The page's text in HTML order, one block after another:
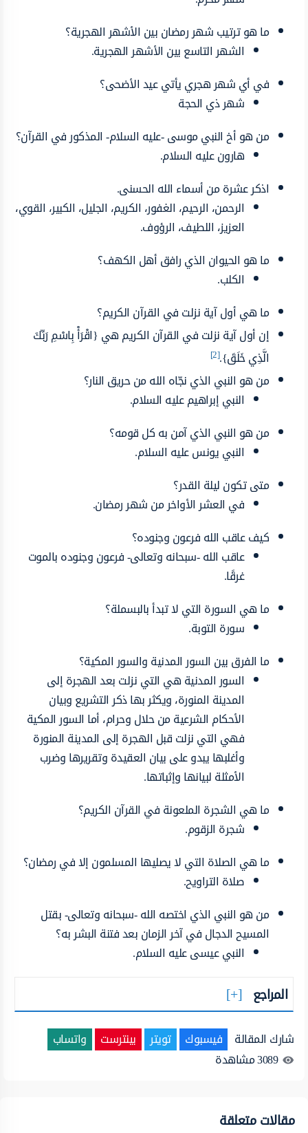
ما هو ترتيب شهر رمضان بين الأشهر الهجرية؟
الشهر التاسع بين الأشهر الهجرية.
في أي شهر هجري يأتي عيد الأضحى؟
شهر ذي الحجة
من هو أخ النبي موسى -عليه السلام- المذكور في القرآن؟
هارون عليه السلام.
اذكر عشرة من أسماء الله الحسنى.
الرحمن، الرحيم، الغفور، الكريم، الجليل، الكبير، القوي،
العزيز، اللطيف، الرؤوف.
ما هو الحيوان الذي رافق أهل الكهف؟
الكلب.
ما هي أول آية نزلت في القرآن الكريم؟
إن أول آية نزلت في القرآن الكريم هي {اقْرَأْ بِاسْمِ رَبِّكَ
الَّذِي خَلَقَ}.[2]
من هو النبي الذي نجّاه الله من حريق النار؟
النبي إبراهيم عليه السلام.
من هو النبي الذي آمن به كل قومه؟
النبي يونس عليه السلام.
متى تكون ليلة القدر؟
في العشر الأواخر من شهر رمضان.
كيف عاقب الله فرعون وجنوده؟
عاقب الله -سبحانه وتعالى- فرعون وجنوده بالموت
غرقًا.
ما هي السورة التي لا تبدأ بالبسملة؟
سورة التوبة.
ما الفرق بين السور المدنية والسور المكية؟
السور المدنية هي التي نزلت بعد الهجرة إلى
المدينة المنورة، ويكثر بها ذكر التشريع وبيان
الأحكام الشرعية من حلال وحرام، أما السور المكية
فهي التي نزلت قبل الهجرة إلى المدينة المنورة
وأغلبها يبدو على بيان العقيدة وتقريرها وضرب
الأمثلة لبيانها وإثباتها.
ما هي الشجرة الملعونة في القرآن الكريم؟
شجرة الزقوم.
ما هي الصلاة التي لا يصليها المسلمون إلا في رمضان؟
صلاة التراويح.
من هو النبي الذي اختصه الله -سبحانه وتعالى- بقتل
المسيح الدجال في آخر الزمان بعد فتنة البشر به؟
النبي عيسى عليه السلام.
المراجع
شارك المقالة فيسبوك تويتر بينترست
واتساب
3089مشاهدة
مقالات متعلقة